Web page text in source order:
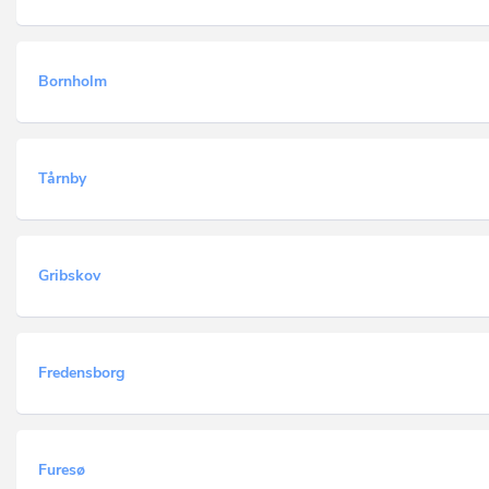
Bornholm
Tårnby
Gribskov
Fredensborg
Furesø